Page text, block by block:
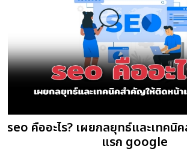
seo คืออะไร? เผยกลยุทธ์และเทคนิ
แรก google